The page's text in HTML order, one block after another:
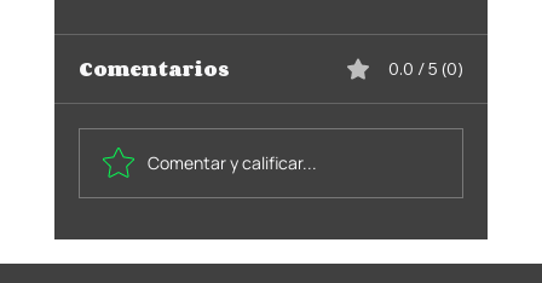
Una idea, el más mínimo
Comentarios 0.0 / 5 (0)
Comentar y calificar...